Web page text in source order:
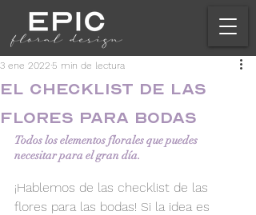
El checklist de las
flores para bodas
3 ene 2022 5 min de lectura
Todos los elementos florales que puedes
necesitar para el gran día.
¡Hablemos de las checklist de las
flores para las bodas! Si la idea es